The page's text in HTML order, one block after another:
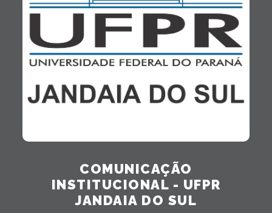
COMUNICAÇÃO
INSTITUCIONAL - UFPR
JANDAIA DO SUL